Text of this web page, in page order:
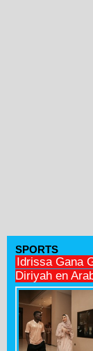
SPORTS
Idrissa Gana
Diriyah en